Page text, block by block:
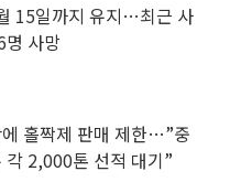
15일까지 유지…최근 사
명 사망
홀짝제 판매 제한…”중
각 2,000톤 선적 대기”